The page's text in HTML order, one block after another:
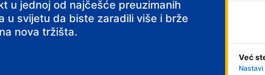
u jednoj od najčešće preuzimanih
u svijetu da biste zaradili više i brže
nova tržišta.
Već